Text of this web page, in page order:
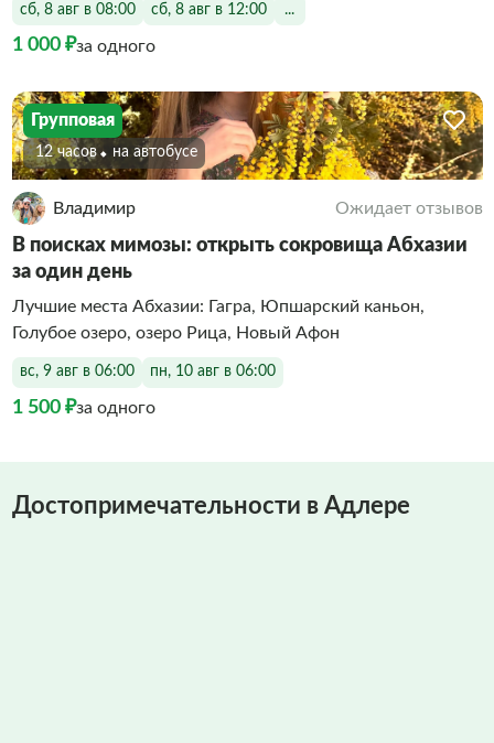
сб, 8 авг в 08:00 сб, 8 авг в 12:00 ...
1 000 ₽за одного
Групповая
12 часов На автобусе
Владимир Ожидает отзывов
В поисках мимозы: открыть сокровища Абхазии
за один день
Лучшие места Абхазии: Гагра, Юпшарский каньон,
Голубое озеро, озеро Рица, Новый Афон
вс, 9 авг в 06:00 пн, 10 авг в 06:00
1 500 ₽за одного
Достопримечательности в Адлере